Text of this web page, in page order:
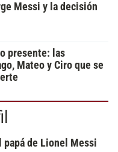
Messi y la decisión
presente: las
Mateo y Ciro que se
de Lionel Messi